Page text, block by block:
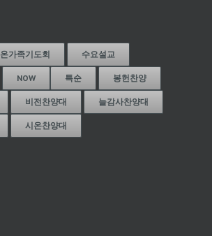
온가족기도회 수요설교
NOW 특순 봉헌찬양
비전찬양대 늘감사찬양대
시온찬양대